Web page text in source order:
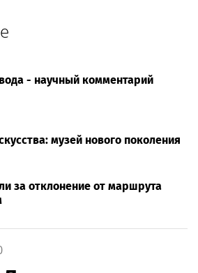
- научный комментарий
музей нового поколения
за отклонение от маршрута